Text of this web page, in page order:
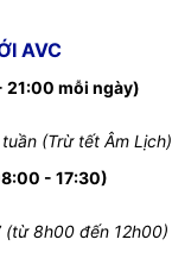
AVC
21:00 mỗi ngày)
(Trừ tết Âm Lịch)
- 17:30)
8h00 đến 12h00)